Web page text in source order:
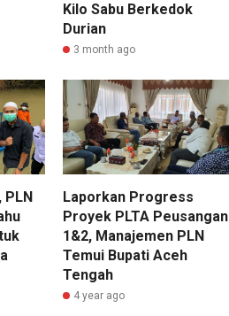
Kilo Sabu Berkedok
Durian
3 month ago
PLN
Laporkan Progress
Proyek PLTA Peusangan
1&2, Manajemen PLN
Temui Bupati Aceh
Tengah
4 year ago